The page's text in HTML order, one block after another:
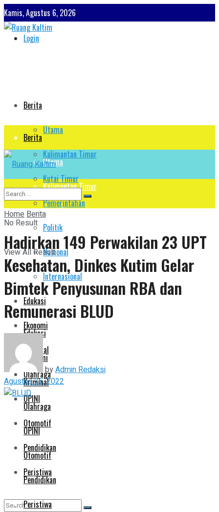
Kamis, Agustus 6, 2026
Login
Berita
Utama
Kalimantan Timur
Kutai Timur
Pemerintahan
Politik
Nasional
Internasional
Edukasi
Ekonomi
Kriminal
Olahraga
OPINI
Otomotif
Pendidikan
Peristiwa
Berita
Utama
Kalimantan Timur
Kutai Timur
Pemerintahan
Politik
Nasional
Internasional
Edukasi
Ekonomi
Kriminal
Olahraga
OPINI
Otomotif
Pendidikan
Peristiwa
No Result
View All Result
HomeBerita
Hadirkan 149 Perwakilan 23 UPT
Kesehatan, Dinkes Kutim Gelar
Bimtek Penyusunan RBA dan
Remunerasi BLUD
byAdmin Redaksi
Agustus 25, 2022